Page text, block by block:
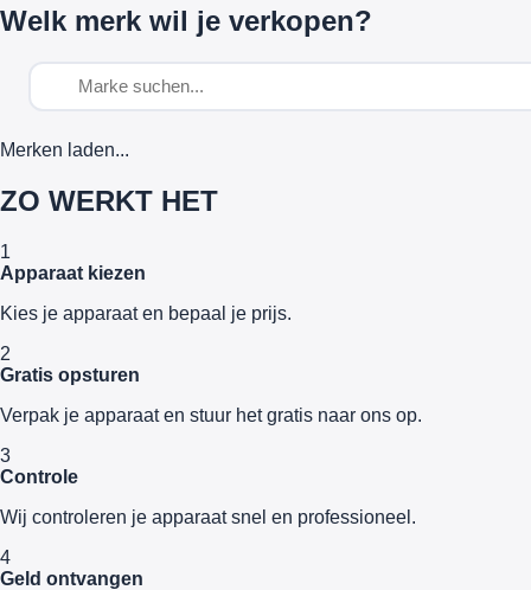
Welk merk wil je verkopen?
Merken laden...
ZO WERKT HET
1
Apparaat kiezen
Kies je apparaat en bepaal je prijs.
2
Gratis opsturen
Verpak je apparaat en stuur het gratis naar ons op.
3
Controle
Wij controleren je apparaat snel en professioneel.
4
Geld ontvangen